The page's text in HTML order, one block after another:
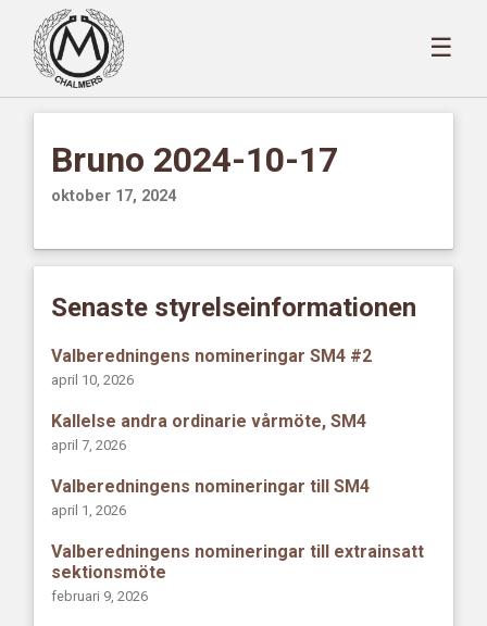
☰
Bruno 2024-10-17
oktober 17, 2024
Senaste styrelseinformationen
Valberedningens nomineringar SM4 #2
april 10, 2026
Kallelse andra ordinarie vårmöte, SM4
april 7, 2026
Valberedningens nomineringar till SM4
april 1, 2026
Valberedningens nomineringar till extrainsatt
sektionsmöte
februari 9, 2026